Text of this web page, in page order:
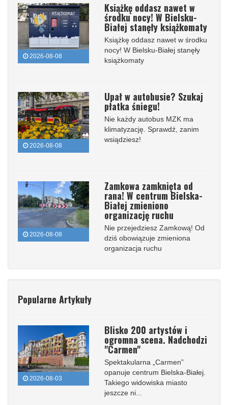
2026-08-08
Książkę oddasz nawet w
środku nocy! W Bielsku-
Białej stanęły książkomaty
Książkę oddasz nawet w środku
nocy! W Bielsku-Białej stanęły
książkomaty
2026-08-08
Upał w autobusie? Szukaj
płatka śniegu!
Nie każdy autobus MZK ma
klimatyzację. Sprawdź, zanim
wsiądziesz!
2026-08-08
Zamkowa zamknięta od
rana! W centrum Bielska-
Białej zmieniono
organizację ruchu
Nie przejedziesz Zamkową! Od
dziś obowiązuje zmieniona
organizacja ruchu
Popularne Artykuły
2026-08-03
Blisko 200 artystów i
ogromna scena. Nadchodzi
"Carmen"
Spektakularna „Carmen”
opanuje centrum Bielska-Białej.
Takiego widowiska miasto
jeszcze ni...